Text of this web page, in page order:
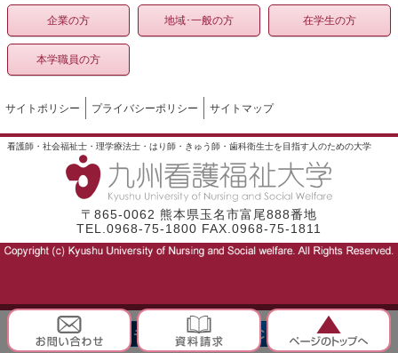
企業の方 地域･一般の方 在学生の方
本学職員の方
サイトポリシー プライバシーポリシー サイトマップ
看護師・社会福祉士・理学療法士・はり師・きゅう師・歯科衛生士を目指す人のための大学
〒865-0062 熊本県玉名市富尾888番地
TEL.0968-75-1800 FAX.0968-75-1811
モバイル PC